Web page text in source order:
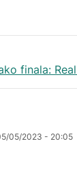
finala:
05/2023 - 20:05